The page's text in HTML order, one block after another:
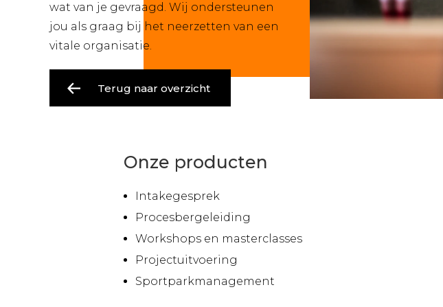
wat van je gevraagd. Wij ondersteunen
jou als graag bij het neerzetten van een
vitale organisatie.
Terug naar overzicht
Onze producten
Intakegesprek
Procesbergeleiding
Workshops en masterclasses
Projectuitvoering
Sportparkmanagement